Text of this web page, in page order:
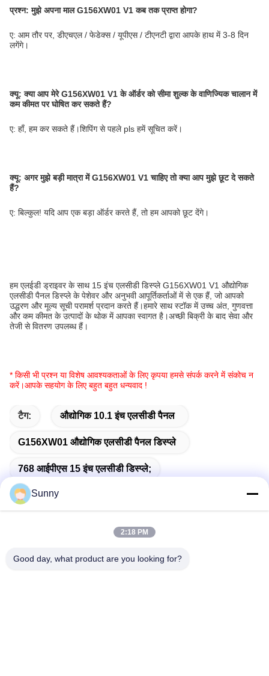
प्रश्न: मुझे अपना माल G156XW01 V1 कब तक प्राप्त होगा?
ए: आम तौर पर, डीएचएल / फेडेक्स / यूपीएस / टीएनटी द्वारा आपके हाथ में 3-8 दिन
लगेंगे।
क्यू: क्या आप मेरे G156XW01 V1 के ऑर्डर को सीमा शुल्क के वाणिज्यिक चालान में
कम कीमत पर घोषित कर सकते हैं?
ए: हाँ, हम कर सकते हैं।शिपिंग से पहले pls हमें सूचित करें।
क्यू: अगर मुझे बड़ी मात्रा में G156XW01 V1 चाहिए तो क्या आप मुझे छूट दे सकते
हैं?
ए: बिल्कुल! यदि आप एक बड़ा ऑर्डर करते हैं, तो हम आपको छूट देंगे।
हम एलईडी ड्राइवर के साथ 15 इंच एलसीडी डिस्प्ले G156XW01 V1 औद्योगिक
एलसीडी पैनल डिस्प्ले के पेशेवर और अनुभवी आपूर्तिकर्ताओं में से एक हैं, जो आपको
उद्धरण और मूल्य सूची परामर्श प्रदान करते हैं।हमारे साथ स्टॉक में उच्च अंत, गुणवत्ता
और कम कीमत के उत्पादों के थोक में आपका स्वागत है।अच्छी बिक्री के बाद सेवा और
तेजी से वितरण उपलब्ध हैं।
* किसी भी प्रश्न या विशेष आवश्यकताओं के लिए कृपया हमसे संपर्क करने में संकोच न
करें।आपके सहयोग के लिए बहुत बहुत धन्यवाद !
टैग: औद्योगिक 10.1 इंच एलसीडी पैनल
G156XW01 औद्योगिक एलसीडी पैनल डिस्प्ले
768 आईपीएस 15 इंच एलसीडी डिस्प्ले;
Sunny
2:18 PM
Good day, what product are you looking for?